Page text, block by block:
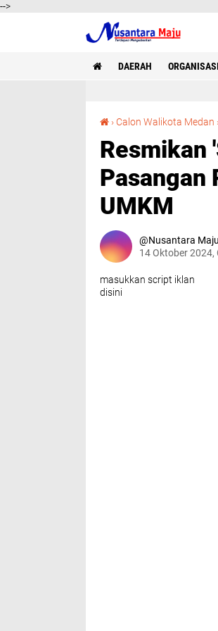
-->
DAERAH ORGANISASI
› Calon Walikota Medan
Resmikan
Pasangan
UMKM
Nusantara Maju
14 Oktober 2024,
masukkan script iklan
disini